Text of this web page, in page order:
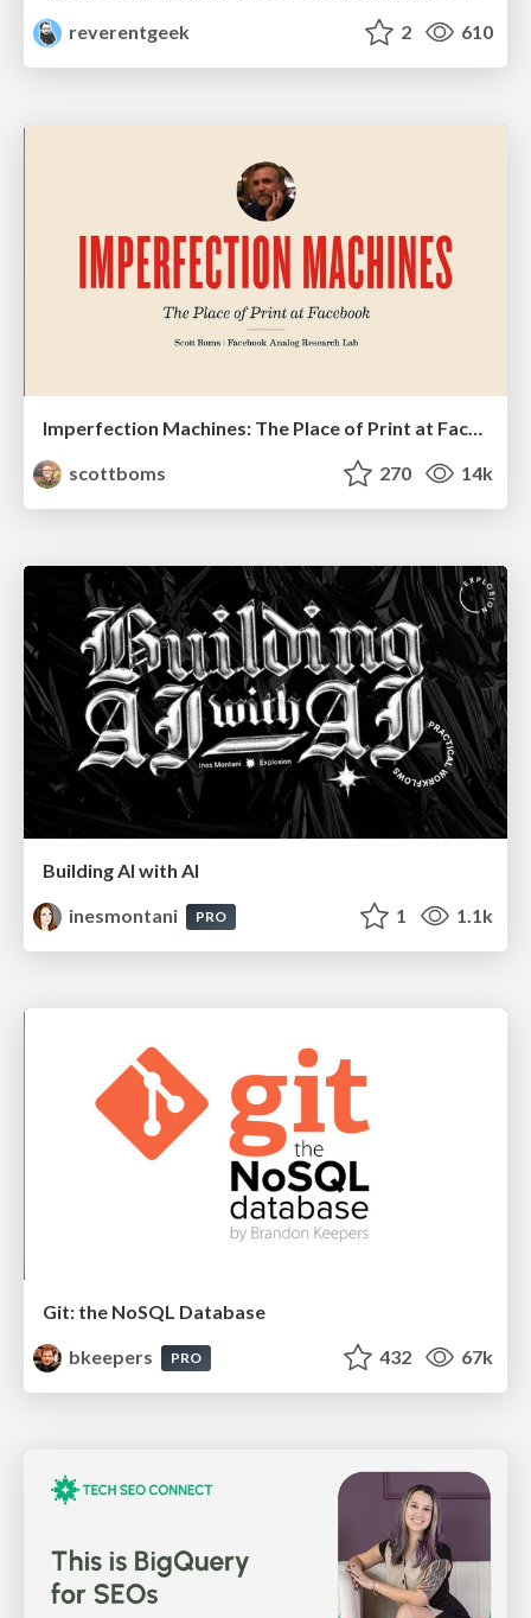
reverentgeek
2 610
Imperfection Machines: The Place of Print at Facebook
scottboms
270 14k
Building AI with AI
inesmontani
PRO 1 1.1k
Git: the NoSQL Database
bkeepers
PRO 432 67k